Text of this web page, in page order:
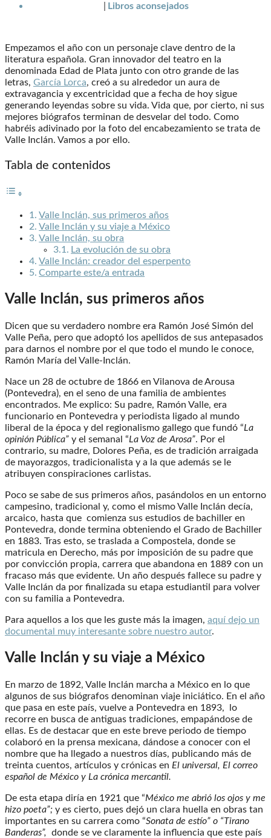
Libros aconsejados
Empezamos el año con un personaje clave dentro de la
literatura española. Gran innovador del teatro en la
denominada Edad de Plata junto con otro grande de las
letras, García Lorca, creó a su alrededor un aura de
extravagancia y excentricidad que a fecha de hoy sigue
generando leyendas sobre su vida. Vida que, por cierto, ni sus
mejores biógrafos terminan de desvelar del todo. Como
habréis adivinado por la foto del encabezamiento se trata de
Valle Inclán. Vamos a por ello.
Tabla de contenidos
Valle Inclán, sus primeros años
Valle Inclán y su viaje a México
Valle Inclán, su obra
La evolución de su obra
Valle Inclán: creador del esperpento
Comparte este/a entrada
Valle Inclán, sus primeros años
Dicen que su verdadero nombre era Ramón José Simón del
Valle Peña, pero que adoptó los apellidos de sus antepasados
para darnos el nombre por el que todo el mundo le conoce,
Ramón María del Valle-Inclán.
Nace un 28 de octubre de 1866 en Vilanova de Arousa
(Pontevedra), en el seno de una familia de ambientes
encontrados. Me explico: Su padre, Ramón Valle, era
funcionario en Pontevedra y periodista ligado al mundo
liberal de la época y del regionalismo gallego que fundó “La
opinión Pública” y el semanal “La Voz de Arosa”. Por el
contrario, su madre, Dolores Peña, es de tradición arraigada
de mayorazgos, tradicionalista y a la que además se le
atribuyen conspiraciones carlistas.
Poco se sabe de sus primeros años, pasándolos en un entorno
campesino, tradicional y, como el mismo Valle Inclán decía,
arcaico, hasta que comienza sus estudios de bachiller en
Pontevedra, donde termina obteniendo el Grado de Bachiller
en 1883. Tras esto, se traslada a Compostela, donde se
matricula en Derecho, más por imposición de su padre que
por convicción propia, carrera que abandona en 1889 con un
fracaso más que evidente. Un año después fallece su padre y
Valle Inclán da por finalizada su etapa estudiantil para volver
con su familia a Pontevedra.
Para aquellos a los que les guste más la imagen, aquí dejo un
documental muy interesante sobre nuestro autor.
Valle Inclán y su viaje a México
En marzo de 1892, Valle Inclán marcha a México en lo que
algunos de sus biógrafos denominan viaje iniciático. En el año
que pasa en este país, vuelve a Pontevedra en 1893, lo
recorre en busca de antiguas tradiciones, empapándose de
ellas. Es de destacar que en este breve periodo de tiempo
colaboró en la prensa mexicana, dándose a conocer con el
nombre que ha llegado a nuestros días, publicando más de
treinta cuentos, artículos y crónicas en El universal, El correo
español de México y La crónica mercantil.
De esta etapa diría en 1921 que “México me abrió los ojos y me
hizo poeta”; y es cierto, pues dejó un clara huella en obras tan
importantes en su carrera como “Sonata de estío” o “Tirano
Banderas”, donde se ve claramente la influencia que este país